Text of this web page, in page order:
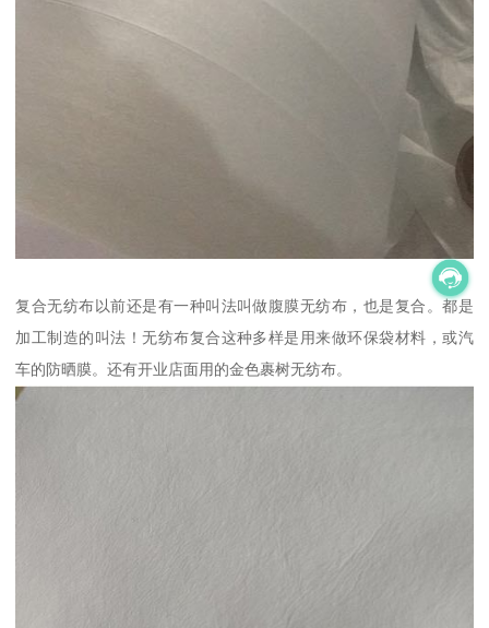
复合无纺布以前还是有一种叫法叫做腹膜无纺布，也是复合。都是
加工制造的叫法！无纺布复合这种多样是用来做环保袋材料，或汽
车的防晒膜。还有开业店面用的金色裹树无纺布。